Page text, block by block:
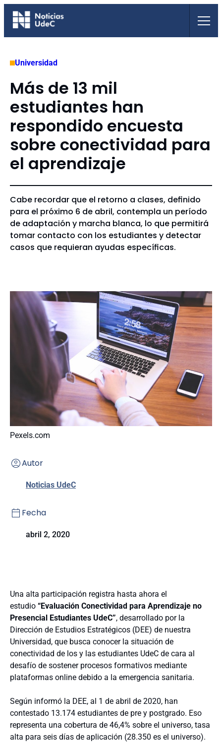
Saltar
Universidad
Más de 13 mil
estudiantes han
respondido encuesta
sobre conectividad para
el aprendizaje
Cabe recordar que el retorno a clases, definido
para el próximo 6 de abril, contempla un período
de adaptación y marcha blanca, lo que permitirá
tomar contacto con los estudiantes y detectar
casos que requieran ayudas específicas.
Pexels.com
Autor
Noticias UdeC
Fecha
abril 2, 2020
Una alta participación registra hasta ahora el
estudio “Evaluación Conectividad para Aprendizaje no
Presencial Estudiantes UdeC”, desarrollado por la
Dirección de Estudios Estratégicos (DEE) de nuestra
Universidad, que busca conocer la situación de
conectividad de los y las estudiantes UdeC de cara al
desafío de sostener procesos formativos mediante
plataformas online debido a la emergencia sanitaria.
Según informó la DEE, al 1 de abril de 2020, han
contestado 13.174 estudiantes de pre y postgrado. Eso
representa una cobertura de 46,4% sobre el universo, tasa
alta para seis días de aplicación (28.350 es el universo).